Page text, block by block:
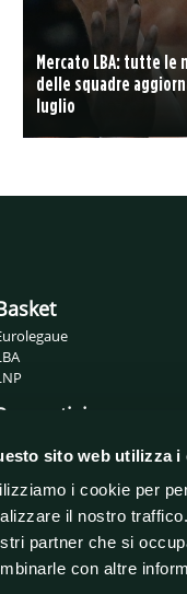
sito web utilizza i
i cookie per
il nostro
partner che si
con altre
Mercato LBA: tutte le
delle squadre
luglio